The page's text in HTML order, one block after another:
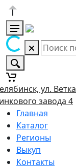
ул. Ветка
завода 4
Главная
Каталог
Регионы
Выкуп
Контакты